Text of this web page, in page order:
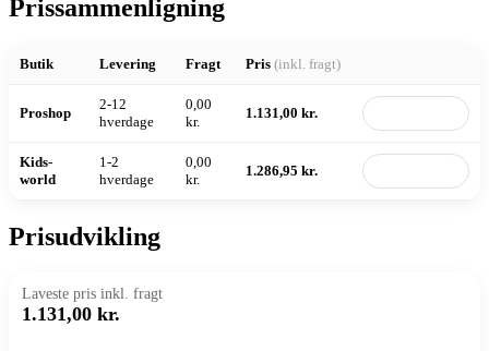
Prissammenligning
Butik Levering Fragt Pris (inkl. fragt)
Proshop
2-12
hverdage
0,00
kr.
1.131,00 kr.
Kids-
world
1-2
hverdage
0,00
kr.
1.286,95 kr.
Prisudvikling
Laveste pris inkl. fragt
1.131,00 kr.